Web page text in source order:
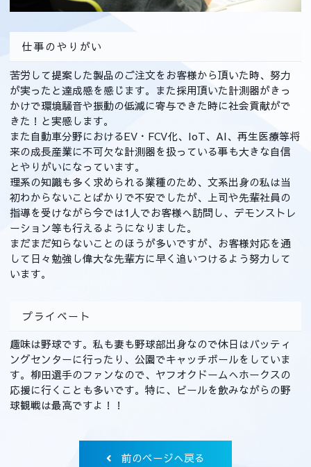
仕事のやりがい
苦労して提案した製品のご注文をお客様から頂いた時、努力
が実ったと達成感を感じます。また採用頂いた計測器がきっ
かけで環境騒音や振動の低減に寄与できた時に社会貢献がで
きた！と実感します。
また自動車分野におけるEV・FCV化、IoT、AI、再生医療等将
来の成長産業に不可欠な計測器を扱っている事も大きな自信
とやりがいになっています。
理系の知識も多く求められる業種のため、文系出身の私は当
初わからないことばかりで不安でしたが、上司や先輩社員の
指導を受けながら今では1人でお客様へ訪問し、デモンストレ
ーション等も行えるようになりました。
まだまだ知らないことのほうが多いですが、お客様対応を通
して日々勉強し偉大な先輩方に早く追いつけるよう努力して
います。
プライベート
趣味は野球です。私も妻も野球部出身なので休日はバッティ
ングセンターに行ったり、公園でキャッチボールをしていま
す。柳田選手のファンなので、ヤフオクドームへホークスの
応援に行くことも多いです。特に、ビールを飲みながらの野
球観戦は最高ですよ！！
前のページへ戻る